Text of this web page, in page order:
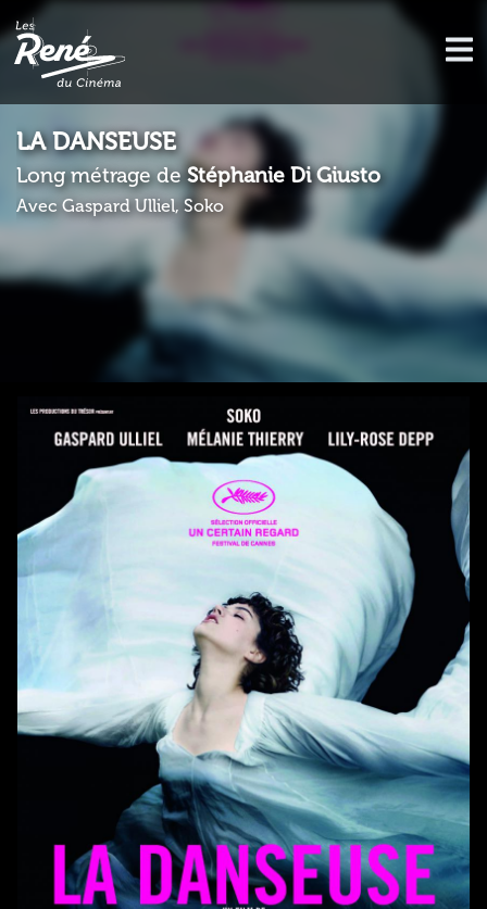
LA DANSEUSE
Long métrage deStéphanie Di Giusto
Avec Gaspard Ulliel, Soko